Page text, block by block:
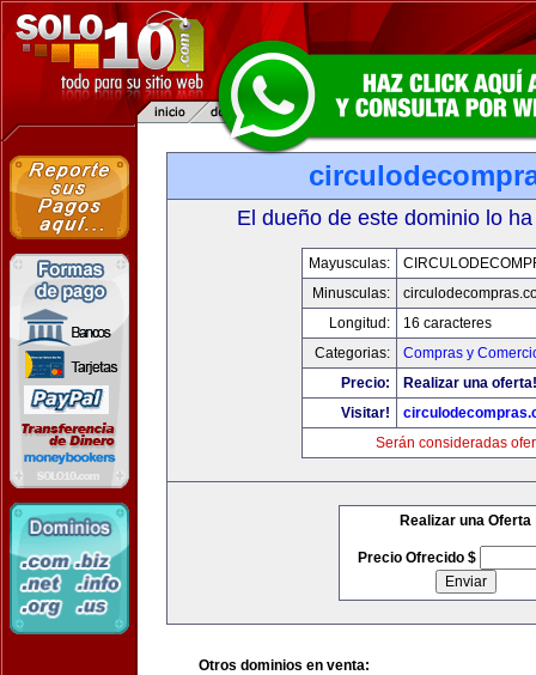
El dueño de este dominio lo
Mayusculas:
Minusculas:
Longitud:
16 caracteres
Categorias:
Compras y
Precio:
Realizar una oferta!
Visitar!
Serán consideradas
Realizar una Oferta
Precio Ofrecido $
Otros dominios en venta: